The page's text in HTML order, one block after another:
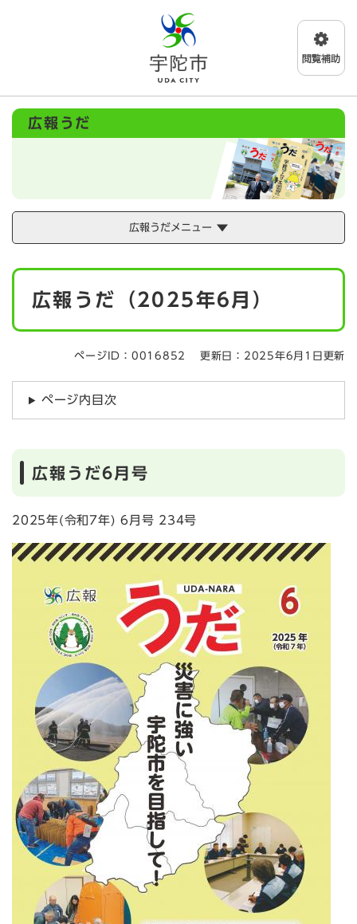
メニューを飛ばして本文へ
広報うだ
広報うだメニュー
本
広報うだ（2025年6月）
ページID：0016852 更新日：2025年6月1日更新
ページ内目次
広報うだ6月号
2025年(令和7年) 6月号 234号